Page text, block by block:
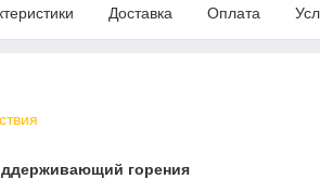
Доставка Оплата
горения